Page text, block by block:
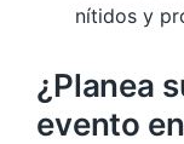
nítidos y
¿Planea
evento